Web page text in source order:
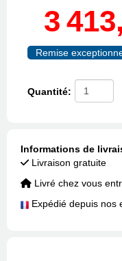
3
Remise
Quantité:
Informations de
Livraison gratuite
Livré chez vous
Expédié depuis nos